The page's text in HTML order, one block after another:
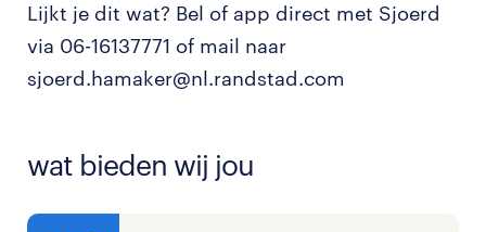
Lijkt je dit wat? Bel of app direct met Sjoerd
via 06-16137771 of mail naar
sjoerd.hamaker@nl.randstad.com
wat bieden wij jou